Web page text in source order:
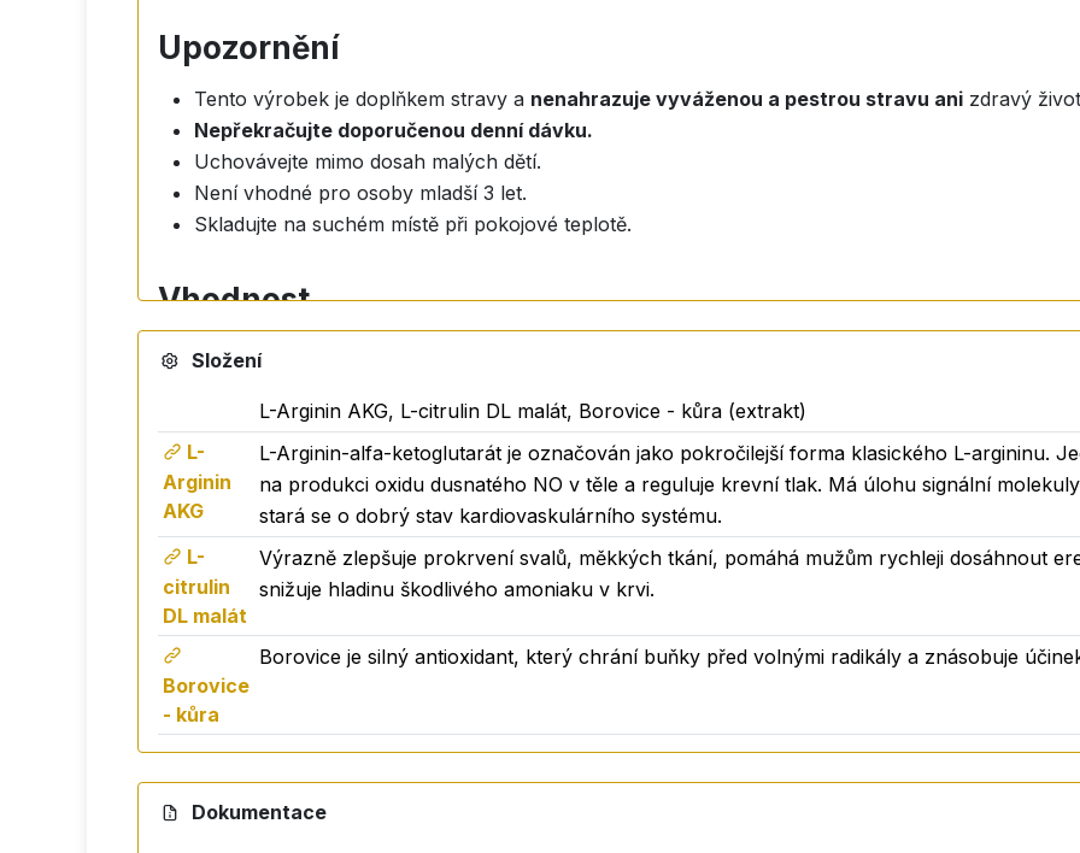
Upozornění
Tento výrobek je doplňkem stravy a nenahrazuje vyváženou a pestrou stravu ani zdravý
Nepřekračujte doporučenou denní dávku.
Uchovávejte mimo dosah malých dětí.
Není vhodné pro osoby mladší 3 let.
Skladujte na suchém místě při pokojové teplotě.
Vhodnost
Přípravek je vhodný pro dospělé a mladistvé starší 3 let (pokud není uvedeno jinak).
Vhodné pro vegany.
Activ NO Drink je určen k podpoře normální stravy - jeho složení se zaměřuje na látky přirozeně
kdo hledá snadný způsob, jak doplnit svou každodenní stravu o ovocné extrakty a další složky v
Vitamínový premix(vitamin C, E, B3, B5, B2, B6, B1, B12, kyselina listová, biotin) - komplex
na energii a snižují pocit únavy, vitamin C - silný antioxidant.
Doporučené dávkování:1 sáček 1 x denně do 2-3 dcl vody.
Složení
L-Arginin AKG, L-citrulin DL malát, Borovice - kůra (extrakt)
L-
Arginin
AKG
L-Arginin-alfa-ketoglutarát je označován jako pokročilejší forma klasického L-argininu.
na produkci oxidu dusnatého NO v těle a reguluje krevní tlak. Má úlohu signální
stará se o dobrý stav kardiovaskulárního systému.
L-
citrulin
DL malát
Výrazně zlepšuje prokrvení svalů, měkkých tkání, pomáhá mužům rychleji dosáhnout
snižuje hladinu škodlivého amoniaku v krvi.
Borovice
- kůra
Borovice je silný antioxidant, který chrání buňky před volnými radikály a znásobuje
Dokumentace